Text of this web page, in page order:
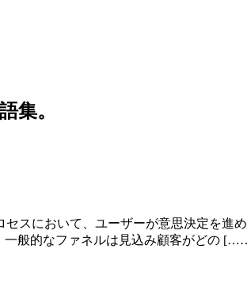
集。
スにおいて、ユーザーが意思決定を
一般的なファネルは見込み顧客がどの